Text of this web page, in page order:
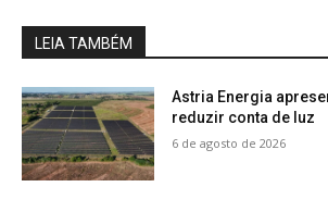
LEIA TAMBÉM
Astria Energia
reduzir conta de luz
6 de agosto de 2026